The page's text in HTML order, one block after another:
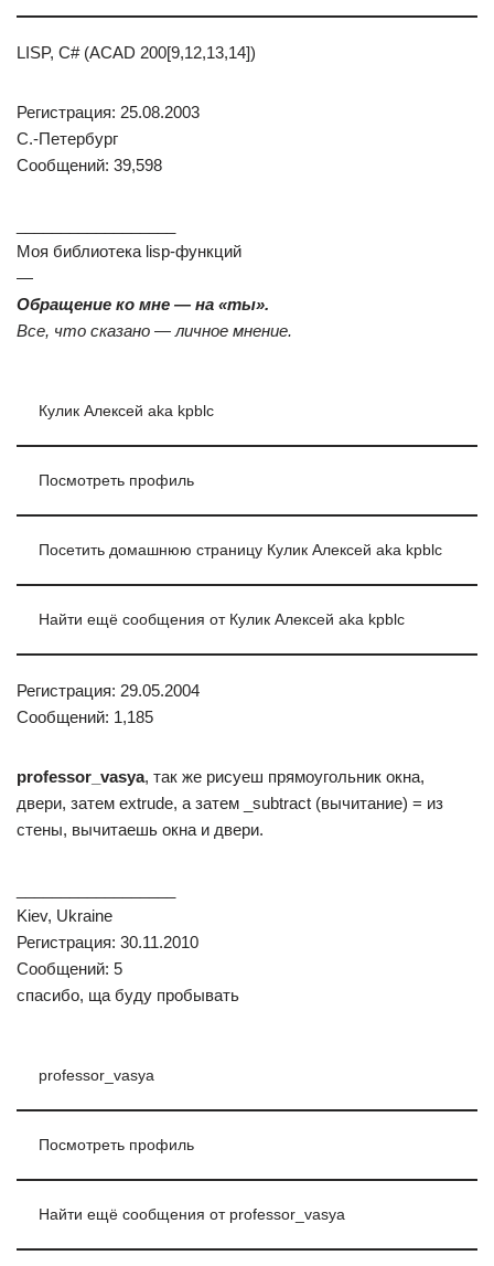
LISP, C# (ACAD 200[9,12,13,14])
Регистрация: 25.08.2003
С.-Петербург
Сообщений: 39,598
Моя библиотека lisp-функций
—
Обращение ко мне — на «ты».
Все, что сказано — личное мнение.
Кулик Алексей aka kpblc
Посмотреть профиль
Посетить домашнюю страницу Кулик Алексей aka kpblc
Найти ещё сообщения от Кулик Алексей aka kpblc
Регистрация: 29.05.2004
Сообщений: 1,185
professor_vasya, так же рисуеш прямоугольник окна,
двери, затем extrude, а затем _subtract (вычитание) = из
стены, вычитаешь окна и двери.
Kiev, Ukraine
Регистрация: 30.11.2010
Сообщений: 5
спасибо, ща буду пробывать
professor_vasya
Посмотреть профиль
Найти ещё сообщения от professor_vasya